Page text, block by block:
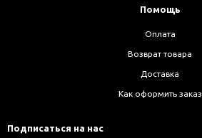
Помощь
Оплата
Возврат товара
Доставка
Как оформить заказ
Подписаться на нас